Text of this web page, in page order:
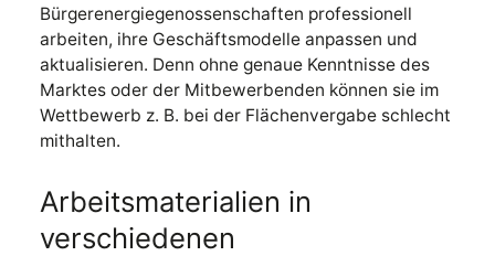
Bürgerenergiegenossenschaften professionell
arbeiten, ihre Geschäftsmodelle anpassen und
aktualisieren. Denn ohne genaue Kenntnisse des
Marktes oder der Mitbewerbenden können sie im
Wettbewerb z. B. bei der Flächenvergabe schlecht
mithalten.
Arbeitsmaterialien in
verschiedenen